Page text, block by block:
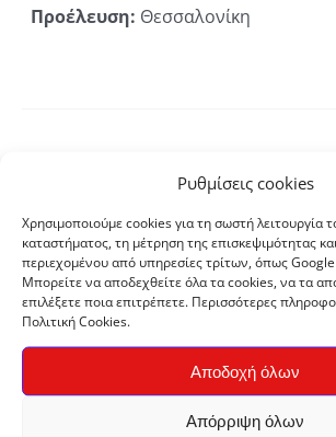
Ρυθμίσεις cookies
Χρησιμοποιούμε cookies για τη σωστή λειτουργία
καταστήματος, τη μέτρηση της επισκεψιμότητας
περιεχομένου από υπηρεσίες τρίτων, όπως
Μπορείτε να αποδεχθείτε όλα τα cookies, να τα
επιλέξετε ποια επιτρέπετε. Περισσότερες
Πολιτική Cookies.
Αποδοχή όλων
Απόρριψη όλων
Προέλευση: Θεσσαλονίκη
Solidarity
Κρεμοσάπουνο Χεριών Ευκάλυπτος
Ανταλλακτικό ΒΙΟΜΕ 4lt